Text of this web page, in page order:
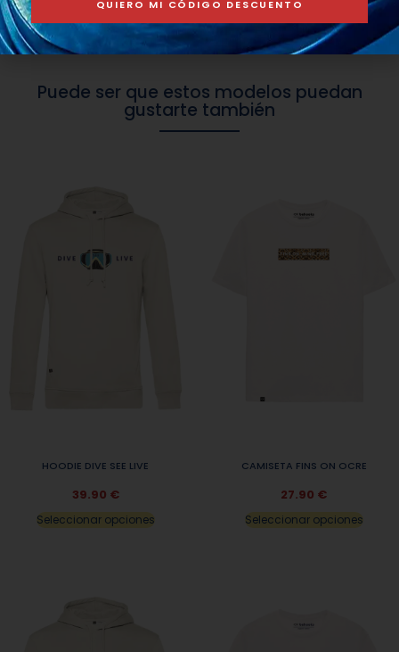
Puede ser que estos modelos puedan
gustarte también
HOODIE DIVE SEE LIVE
39.90 €
Seleccionar opciones
CAMISETA FINS ON OCRE
27.90 €
Seleccionar opciones
QUIERO MI CÓDIGO DESCUENTO